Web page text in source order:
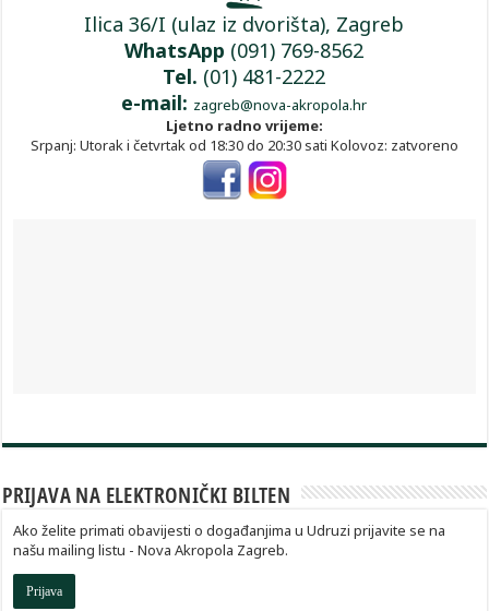
Ilica 36/I (ulaz iz dvorišta), Zagreb
WhatsApp (091) 769-8562
Tel. (01) 481-2222
e-mail: zagreb@nova-akropola.hr
Ljetno radno vrijeme:
Srpanj: Utorak i četvrtak od 18:30 do 20:30 sati Kolovoz: zatvoreno
PRIJAVA NA ELEKTRONIČKI BILTEN
Ako želite primati obavijesti o događanjima u Udruzi prijavite se na
našu mailing listu - Nova Akropola Zagreb.
Prijava